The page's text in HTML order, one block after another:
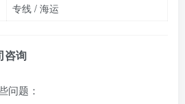
专线 / 海运
咨询
问题：